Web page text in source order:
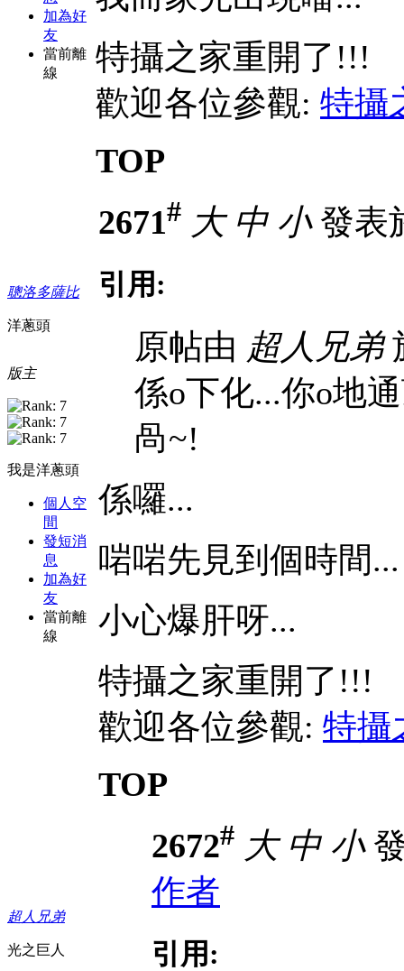
加為好
友
當前離
線
特攝之家重開了!!!
歡迎各位參觀: 特攝
TOP
聰洛多薩比
洋蔥頭
版主
我是洋蔥頭
個人空
間
發短消
息
加為好
友
當前離
線
2671# 大 中 小發表
引用:
原帖由 超人兄弟
係o下化...你o地
咼~!
係囉...
啱啱先見到個時間...
小心爆肝呀...
特攝之家重開了!!!
歡迎各位參觀: 特攝
TOP
超人兄弟
光之巨人
2672# 大 中 小
作者
引用: